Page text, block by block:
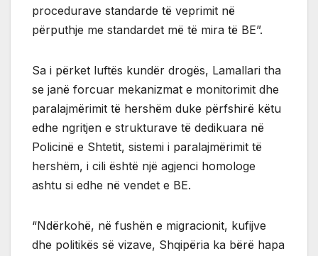
procedurave standarde të veprimit në
përputhje me standardet më të mira të BE”.
Sa i përket luftës kundër drogës, Lamallari tha
se janë forcuar mekanizmat e monitorimit dhe
paralajmërimit të hershëm duke përfshirë këtu
edhe ngritjen e strukturave të dedikuara në
Policinë e Shtetit, sistemi i paralajmërimit të
hershëm, i cili është një agjenci homologe
ashtu si edhe në vendet e BE.
“Ndërkohë, në fushën e migracionit, kufijve
dhe politikës së vizave, Shqipëria ka bërë hapa